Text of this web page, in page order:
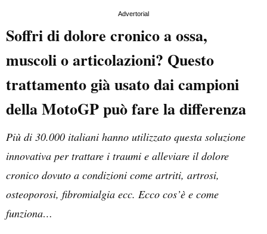
Advertorial
Soffri di dolore cronico a ossa,
muscoli o articolazioni? Questo
trattamento già usato dai campioni
della MotoGP può fare la differenza
Più di 30.000 italiani hanno utilizzato questa soluzione
innovativa per trattare i traumi e alleviare il dolore
cronico dovuto a condizioni come artriti, artrosi,
osteoporosi, fibromialgia ecc. Ecco cos’è e come
funziona…